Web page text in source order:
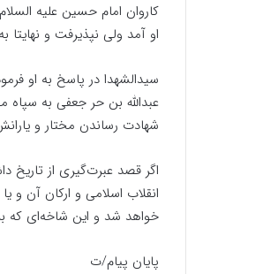
کاروان امام حسین علیه
او آمد ولی نپذیرفت و
سیدالشهدا در پاسخ به او
عبدالله بن حر جعفی به
شهادت رساندن مختار و
اگر قصد عبرت‌گیری از تاریخ
انقلاب اسلامی و ارکان آن و
خواهد شد و این شاخه‌ای که
پایان پیام/ت